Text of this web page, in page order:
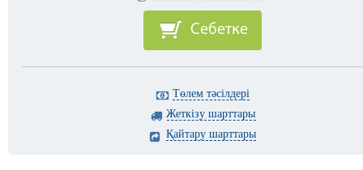
Себетке
Төлем тәсілдері
Жеткізу шарттары
Қайтару шарттары